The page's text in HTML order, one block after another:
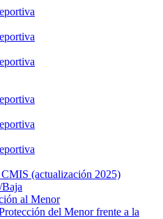
(actualización 2025)
al Menor
del Menor frente a la